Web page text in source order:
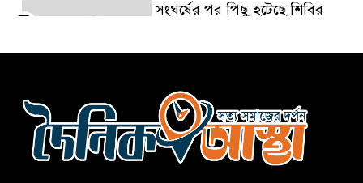
সংঘর্ষের পর পিছু হটেছে শিবির
অবস্থানে আছে ছাত্রদল
৬
হযরত শাহজালাল বিমানবন্দরে